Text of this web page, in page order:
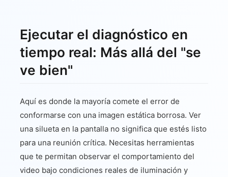
Ejecutar el diagnóstico en
tiempo real: Más allá del "se
ve bien"
Aquí es donde la mayoría comete el error de
conformarse con una imagen estática borrosa. Ver
una silueta en la pantalla no significa que estés listo
para una reunión crítica. Necesitas herramientas
que te permitan observar el comportamiento del
video bajo condiciones reales de iluminación y